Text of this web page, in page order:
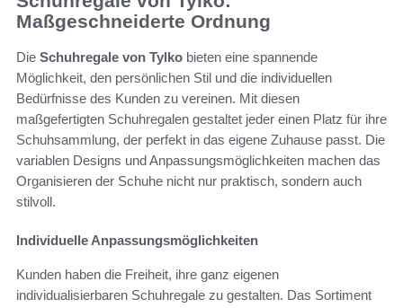
Maßgeschneiderte Ordnung
Die Schuhregale von Tylko bieten eine spannende
Möglichkeit, den persönlichen Stil und die individuellen
Bedürfnisse des Kunden zu vereinen. Mit diesen
maßgefertigten Schuhregalen gestaltet jeder einen Platz für ihre
Schuhsammlung, der perfekt in das eigene Zuhause passt. Die
variablen Designs und Anpassungsmöglichkeiten machen das
Organisieren der Schuhe nicht nur praktisch, sondern auch
stilvoll.
Individuelle Anpassungsmöglichkeiten
Kunden haben die Freiheit, ihre ganz eigenen
individualisierbaren Schuhregale zu gestalten. Das Sortiment